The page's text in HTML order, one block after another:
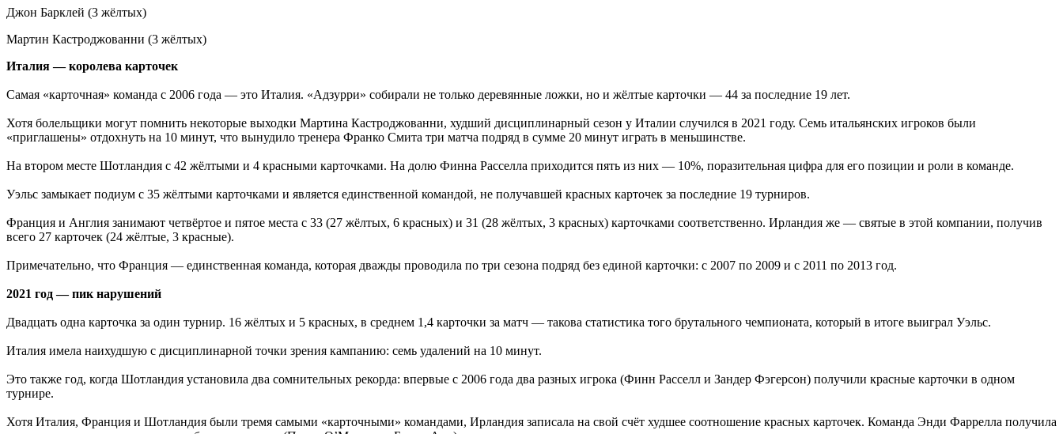
Джон Барклей (3 жёлтых)
Мартин Кастроджованни (3 жёлтых)
Италия — королева карточек
Самая «карточная» команда с 2006 года — это Италия. «Адзурри» собирали не только деревянные ложки, но и жёлтые карточки — 44 за последние 19 лет.
Хотя болельщики могут помнить некоторые выходки Мартина Кастроджованни, худший дисциплинарный сезон у Италии случился в 2021 году. Семь итальянских игроков были
«приглашены» отдохнуть на 10 минут, что вынудило тренера Франко Смита три матча подряд в сумме 20 минут играть в меньшинстве.
На втором месте Шотландия с 42 жёлтыми и 4 красными карточками. На долю Финна Расселла приходится пять из них — 10%, поразительная цифра для его позиции и роли в команде.
Уэльс замыкает подиум с 35 жёлтыми карточками и является единственной командой, не получавшей красных карточек за последние 19 турниров.
Франция и Англия занимают четвёртое и пятое места с 33 (27 жёлтых, 6 красных) и 31 (28 жёлтых, 3 красных) карточками соответственно. Ирландия же — святые в этой компании, получив
всего 27 карточек (24 жёлтые, 3 красные).
Примечательно, что Франция — единственная команда, которая дважды проводила по три сезона подряд без единой карточки: с 2007 по 2009 и с 2011 по 2013 год.
2021 год — пик нарушений
Двадцать одна карточка за один турнир. 16 жёлтых и 5 красных, в среднем 1,4 карточки за матч — такова статистика того брутального чемпионата, который в итоге выиграл Уэльс.
Италия имела наихудшую с дисциплинарной точки зрения кампанию: семь удалений на 10 минут.
Это также год, когда Шотландия установила два сомнительных рекорда: впервые с 2006 года два разных игрока (Финн Расселл и Зандер Фэгерсон) получили красные карточки в одном
турнире.
Хотя Италия, Франция и Шотландия были тремя самыми «карточными» командами, Ирландия записала на свой счёт худшее соотношение красных карточек. Команда Энди Фаррелла получила